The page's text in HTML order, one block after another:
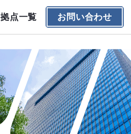
拠点一覧 お問い合わせ